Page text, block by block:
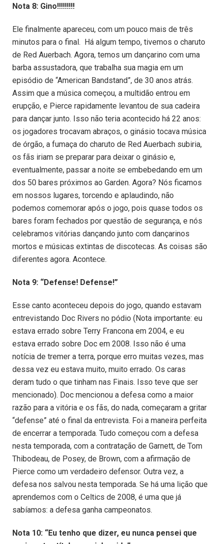
Nota 8: Gino!!!!!!!!!
Ele finalmente apareceu, com um pouco mais de três
minutos para o final. Há algum tempo, tivemos o charuto
de Red Auerbach. Agora, temos um dançarino com uma
barba assustadora, que trabalha sua magia em um
episódio de “American Bandstand”, de 30 anos atrás.
Assim que a música começou, a multidão entrou em
erupção, e Pierce rapidamente levantou de sua cadeira
para dançar junto. Isso não teria acontecido há 22 anos:
os jogadores trocavam abraços, o ginásio tocava música
de órgão, a fumaça do charuto de Red Auerbach subiria,
os fãs iriam se preparar para deixar o ginásio e,
eventualmente, passar a noite se embebedando em um
dos 50 bares próximos ao Garden. Agora? Nós ficamos
em nossos lugares, torcendo e aplaudindo, não
podemos comemorar após o jogo, pois quase todos os
bares foram fechados por questão de segurança, e nós
celebramos vitórias dançando junto com dançarinos
mortos e músicas extintas de discotecas. As coisas são
diferentes agora. Acontece.
Nota 9: “Defense! Defense!”
Esse canto aconteceu depois do jogo, quando estavam
entrevistando Doc Rivers no pódio (Nota importante: eu
estava errado sobre Terry Francona em 2004, e eu
estava errado sobre Doc em 2008. Isso não é uma
notícia de tremer a terra, porque erro muitas vezes, mas
dessa vez eu estava muito, muito errado. Os caras
deram tudo o que tinham nas Finais. Isso teve que ser
mencionado). Doc mencionou a defesa como a maior
razão para a vitória e os fãs, do nada, começaram a gritar
“defense” até o final da entrevista. Foi a maneira perfeita
de encerrar a temporada. Tudo começou com a defesa
nesta temporada, com a contratação de Garnett, de Tom
Thibodeau, de Posey, de Brown, com a afirmação de
Pierce como um verdadeiro defensor. Outra vez, a
defesa nos salvou nesta temporada. Se há uma lição que
aprendemos com o Celtics de 2008, é uma que já
sabíamos: a defesa ganha campeonatos.
Nota 10: “Eu tenho que dizer, eu nunca pensei que